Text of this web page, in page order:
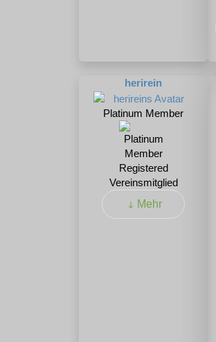
herirein
Platinum Member
Registered
Vereinsmitglied
Mehr